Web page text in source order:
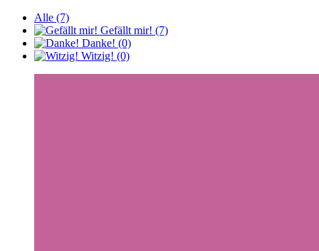
Alle (7)
Gefällt mir! (7)
Danke! (0)
Witzig! (0)